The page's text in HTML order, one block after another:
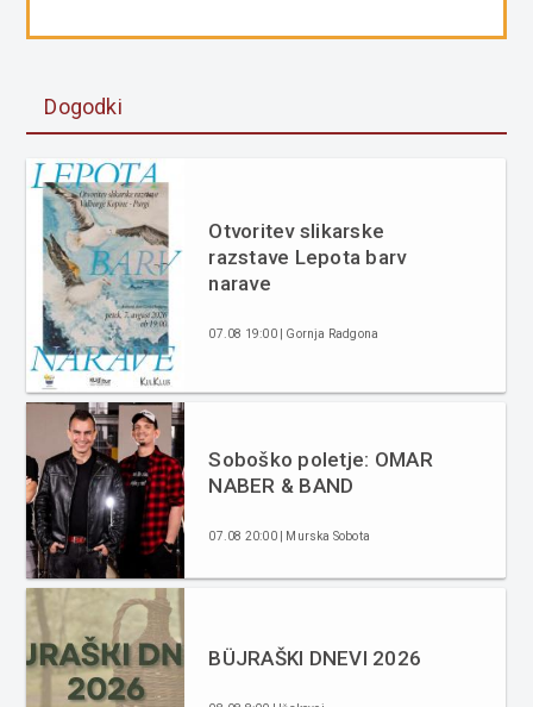
Dogodki
Otvoritev slikarske
razstave Lepota barv
narave
07.08 19:00 | Gornja Radgona
Soboško poletje: OMAR
NABER & BAND
07.08 20:00 | Murska Sobota
BÜJRAŠKI DNEVI 2026